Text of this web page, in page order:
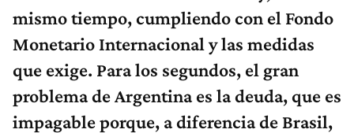
mismo tiempo, cumpliendo con el Fondo
Monetario Internacional y las medidas
que exige. Para los segundos, el gran
problema de Argentina es la deuda, que es
impagable porque, a diferencia de Brasil,